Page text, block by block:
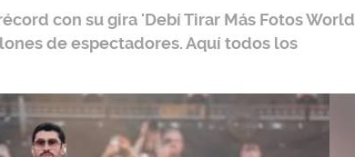
con su gira 'Debí Tirar Más Fotos World
de espectadores. Aquí todos los